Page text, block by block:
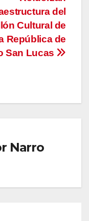
del
Cultural de
República de
San Lucas
Narro